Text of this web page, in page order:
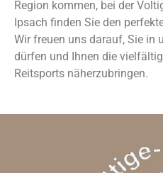
Region kommen, bei der
Ipsach finden Sie den
Wir freuen uns darauf, Sie in
dürfen und Ihnen die
Reitsports näherzubringen.